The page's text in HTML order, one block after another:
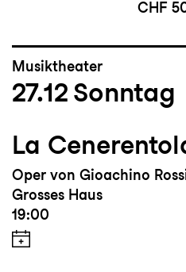
CHF
Musiktheater
27.12 Sonntag
La
Oper von Gioachino
Grosses Haus
19:00